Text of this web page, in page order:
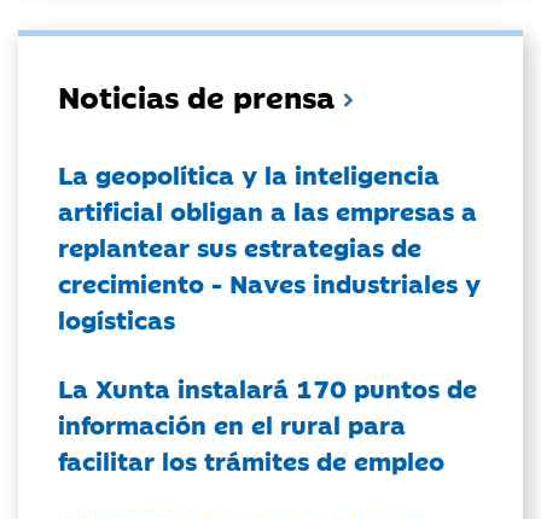
Noticias de prensa
La geopolítica y la inteligencia
artificial obligan a las empresas a
replantear sus estrategias de
crecimiento - Naves industriales y
logísticas
La Xunta instalará 170 puntos de
información en el rural para
facilitar los trámites de empleo